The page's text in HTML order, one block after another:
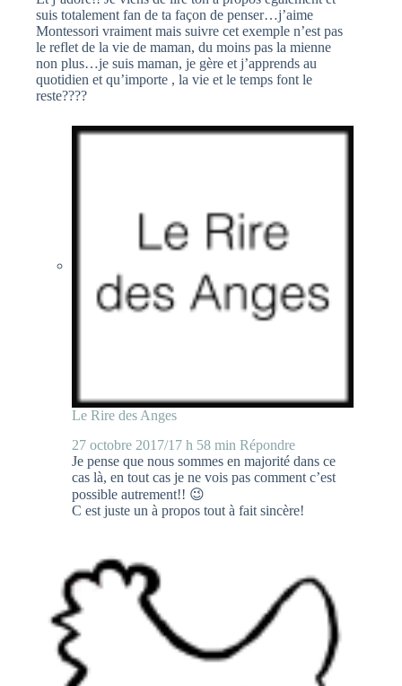
suis totalement fan de ta façon de penser…j’aime
Montessori vraiment mais suivre cet exemple n’est pas
le reflet de la vie de maman, du moins pas la mienne
non plus…je suis maman, je gère et j’apprends au
quotidien et qu’importe , la vie et le temps font le
reste????
Le Rire des Anges
27 octobre 2017/17 h 58 min Répondre
Je pense que nous sommes en majorité dans ce
cas là, en tout cas je ne vois pas comment c’est
possible autrement!! 😉
C est juste un à propos tout à fait sincère!